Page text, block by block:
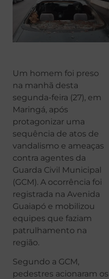
Um homem foi preso
na manhã desta
segunda-feira (27), em
Maringá, após
protagonizar uma
sequência de atos de
vandalismo e ameaças
contra agentes da
Guarda Civil Municipal
(GCM). A ocorrência foi
registrada na Avenida
Guaiapó e mobilizou
equipes que faziam
patrulhamento na
região.
Segundo a GCM,
pedestres acionaram os